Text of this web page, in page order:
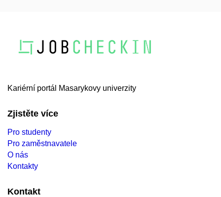
Kariérní portál Masarykovy univerzity
Zjistěte více
Pro studenty
Pro zaměstnavatele
O nás
Kontakty
Kontakt